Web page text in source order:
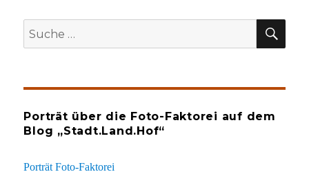
Suche
nach:
Porträt über die Foto-Faktorei auf dem
Blog „Stadt.Land.Hof“
Porträt Foto-Faktorei